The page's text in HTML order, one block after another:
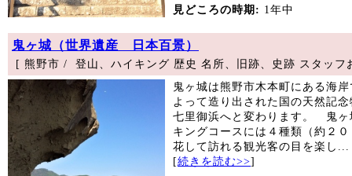
見どころの時期: 1年中
鬼ヶ城（世界遺産 日本百景）
[ 熊野市 / 登山、ハイキング 歴史 名所、旧跡、史跡 スタッフ
鬼ヶ城は熊野市木本町にある海
よって造り出された国の天然記
七里御浜へと変わります。 鬼ヶ
キングコースには４種類（約２
花して訪れる観光客の目を楽し...
[続きを読む>>]